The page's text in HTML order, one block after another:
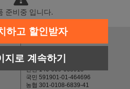
준비중 입니다.
입금안내
기업 137-09499804-026
신한 140-009-665918
국민 591901-01-464696
농협 301-0108-6839-41
하고 할인받자
지로 계속하기